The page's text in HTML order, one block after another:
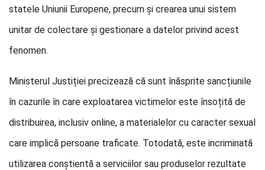
statele Uniunii Europene, precum și crearea unui sistem
unitar de colectare și gestionare a datelor privind acest
fenomen.
Ministerul Justiției precizează că sunt înăsprite sancțiunile
în cazurile în care exploatarea victimelor este însoțită de
distribuirea, inclusiv online, a materialelor cu caracter sexual
care implică persoane traficate. Totodată, este incriminată
utilizarea conștientă a serviciilor sau produselor rezultate